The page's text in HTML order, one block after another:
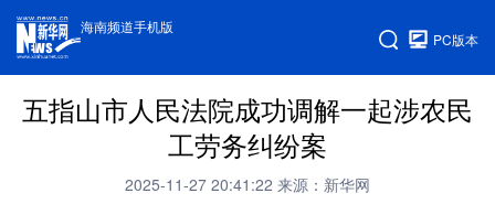
海南频道手机版
PC版本
五指山市人民法院成功调解一起涉农民
工劳务纠纷案
2025-11-27 20:41:22 来源：新华网